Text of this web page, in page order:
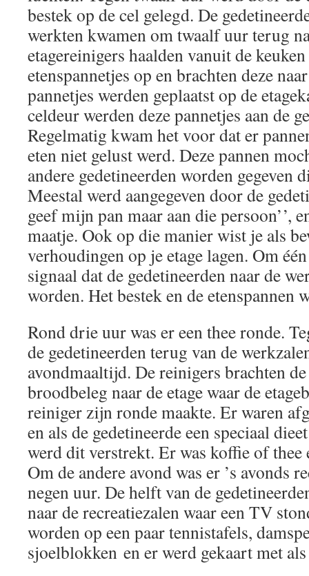
bestek op de cel gelegd. De
werkten kwamen om twaalf uur terug
etagereinigers haalden vanuit de
etenspannetjes op en brachten deze
pannetjes werden geplaatst op de
celdeur werden deze pannetjes aan de
Regelmatig kwam het voor dat er
eten niet gelust werd. Deze pannen
andere gedetineerden worden gegeven
Meestal werd aangegeven door de
geef mijn pan maar aan die persoon’’,
maatje. Ook op die manier wist je als
verhoudingen op je etage lagen. Om
signaal dat de gedetineerden naar de
worden. Het bestek en de etenspannen
Rond drie uur was er een thee ronde.
de gedetineerden terug van de
avondmaaltijd. De reinigers brachten
broodbeleg naar de etage waar de
reiniger zijn ronde maakte. Er waren
en als de gedetineerde een speciaal
werd dit verstrekt. Er was koffie of
Om de andere avond was er ’s avonds
negen uur. De helft van de
naar de recreatiezalen waar een TV
worden op een paar tennistafels,
sjoelblokken en er werd gekaart met